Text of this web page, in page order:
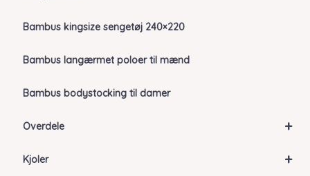
Bambus kingsize sengetøj 240×220
Bambus langærmet poloer til mænd
Bambus bodystocking til damer
+
Overdele
+
Kjoler